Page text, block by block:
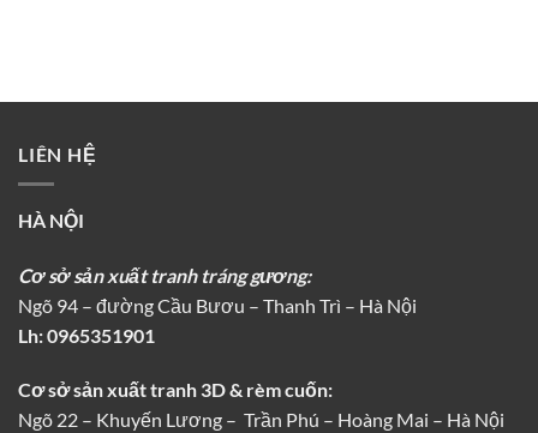
LIÊN HỆ
HÀ NỘI
Cơ sở sản xuất tranh tráng gương:
Ngõ 94 – đường Cầu Bươu – Thanh Trì – Hà Nội
Lh:0965351901
Cơ sở sản xuất tranh 3D & rèm cuốn:
Ngõ 22 – Khuyến Lương – Trần Phú – Hoàng Mai – Hà Nội